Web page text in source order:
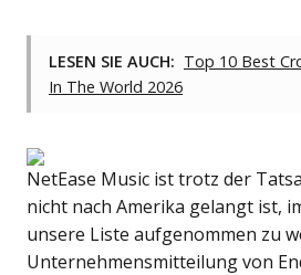
LESEN SIE AUCH: Top 10 Best
In The World 2026
NetEase Music ist trotz der
nicht nach Amerika gelangt ist,
unsere Liste aufgenommen zu
Unternehmensmitteilung von